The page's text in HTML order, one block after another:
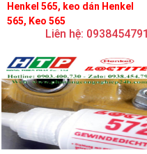
Henkel 565, keo dán Henkel
565, Keo 565
Liên hệ: 0938454791